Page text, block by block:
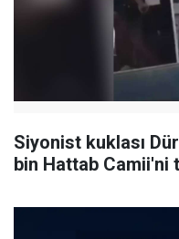
Siyonist kuklası
bin Hattab Camii'ni